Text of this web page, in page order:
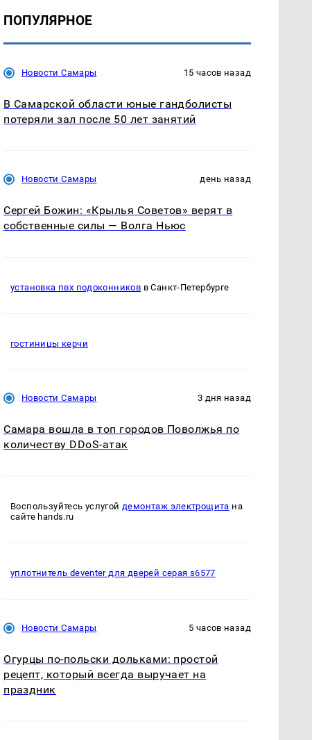
ПОПУЛЯРНОЕ
Новости Самары 15 часов назад
В Самарской области юные гандболисты
потеряли зал после 50 лет занятий
Новости Самары день назад
Сергей Божин: «Крылья Советов» верят в
собственные силы — Волга Ньюс
установка пвх подоконников в Санкт-Петербурге
гостиницы керчи
Новости Самары 3 дня назад
Самара вошла в топ городов Поволжья по
количеству DDoS-атак
Воспользуйтесь услугой демонтаж электрощита на
сайте hands.ru
уплотнитель deventer для дверей серая s6577
Новости Самары 5 часов назад
Огурцы по‑польски дольками: простой
рецепт, который всегда выручает на
праздник